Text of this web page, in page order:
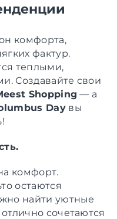
комфорта,
фактур.
теплыми,
Создавайте свои
Shopping — а
Dayвы
комфорт.
остаются
найти уютные
сочетаются